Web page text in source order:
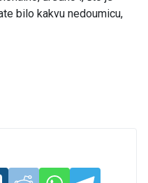
bilo kakvu nedoumicu,